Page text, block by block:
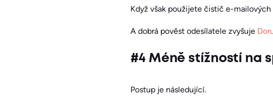
Když však použijete čistič e-
A dobrá pověst odesílatele zvyšuje
#4 Méně stížností na
Postup je následující.